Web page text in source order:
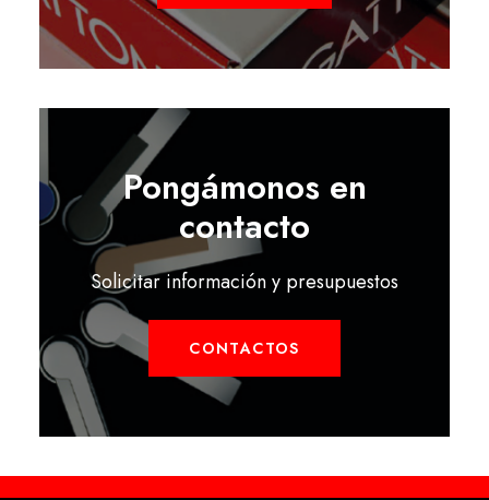
Pongámonos en
contacto
Solicitar información y presupuestos
CONTACTOS